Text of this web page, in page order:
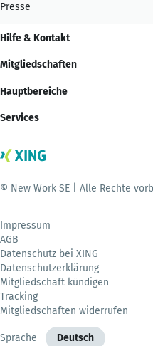
Presse
Hilfe & Kontakt
Mitgliedschaften
Hauptbereiche
Services
© New Work SE | Alle Rechte
Impressum
AGB
Datenschutz bei XING
Datenschutzerklärung
Mitgliedschaft kündigen
Tracking
Mitgliedschaften widerrufen
Sprache Deutsch